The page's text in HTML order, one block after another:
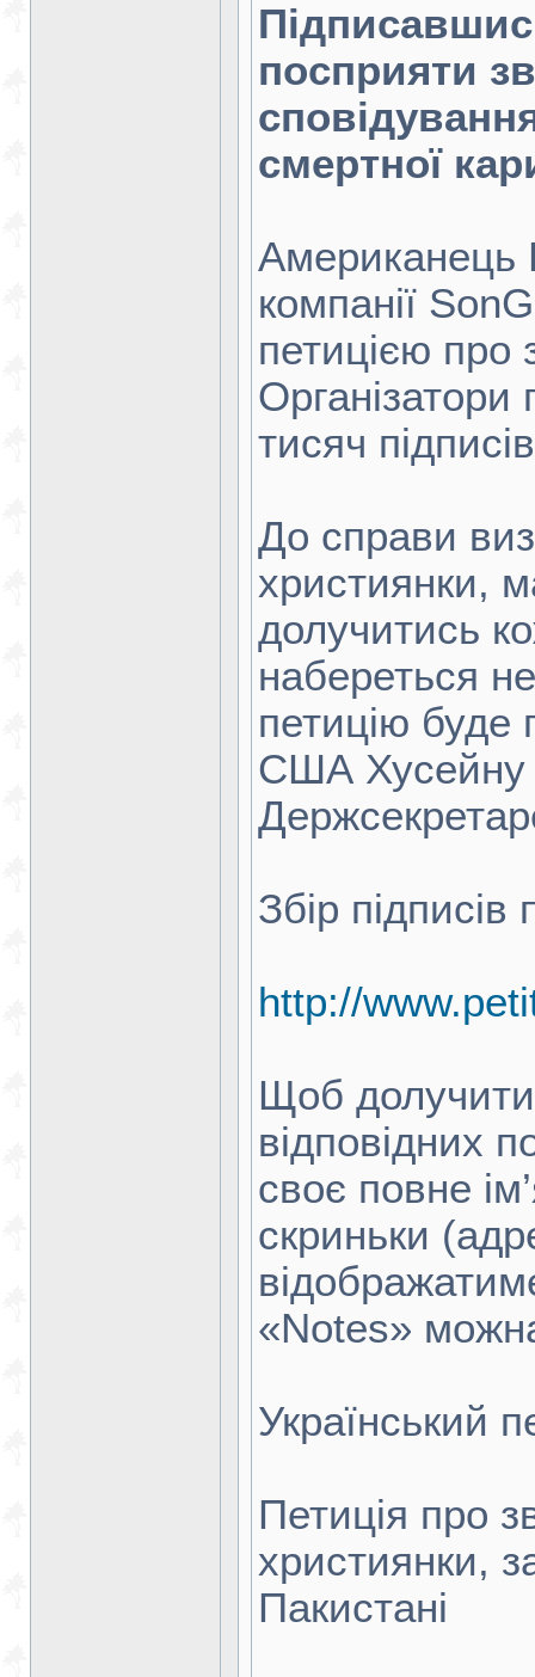
посприяти
смертної
Американець
компанії
петицією про
Організатори
тисяч
До справи
християнки,
долучитись
набереться
петицію буде
США Хусейну
Збір
http://
Щоб долучити
відповідних
своє повне
скриньки
«Notes»
Український
Петиція про
християнки,
Пакистані